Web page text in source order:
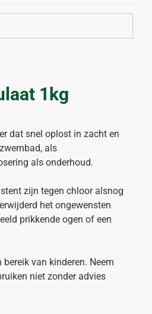
1kg
dat snel oplost in zacht en
als
als onderhoud.
zijn tegen chloor alsnog
het ongewensten
prikkende ogen of een
van kinderen. Neem
niet zonder advies